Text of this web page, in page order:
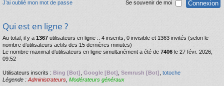
J’ai oublié mon mot de passe Se souvenir de moi
Qui est en ligne ?
Au total, il y a 1367 utilisateurs en ligne :: 4 inscrits, 0 invisible et 1363 invités (selon le
nombre d’utilisateurs actifs des 15 dernières minutes)
Le nombre maximal d’utilisateurs en ligne simultanément a été de 7406 le 27 févr. 2026,
09:52
Utilisateurs inscrits : Bing [Bot] Google [Bot] Semrush [Bot] totoche
Légende : Administrateurs Modérateurs généraux